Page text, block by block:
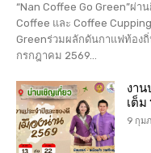
“Nan Coffee Go Green”ผ่า
Coffee และ Coffee
Greenร่วมผลักดันกาแฟท้อง
กรกฎาคม 2569...
งา
เต็ม
9 กุม